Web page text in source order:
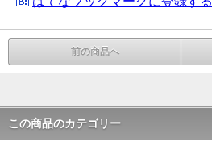
前の商品へ
この商品のカテゴリー